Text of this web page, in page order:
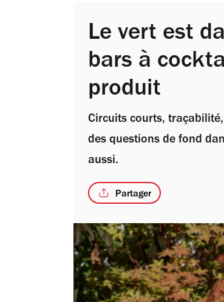
Le vert est
bars à
produit
Circuits courts,
des questions de fond
aussi.
Partager